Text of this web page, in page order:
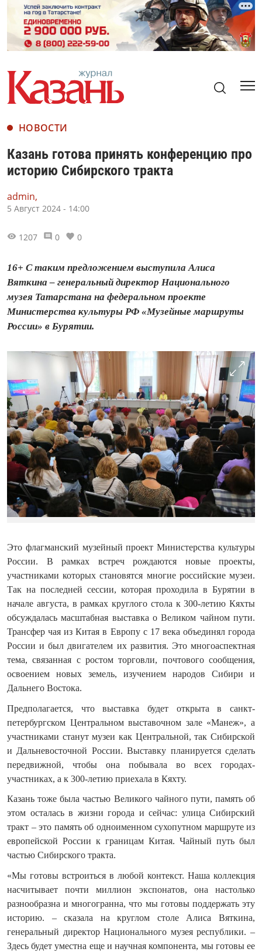
НОВОСТИ
Казань готова принять конференцию про
историю Сибирского тракта
admin,
5 Август 2024 - 14:00
1207 0 0
16+ С таким предложением выступила Алиса
Вяткина – генеральный директор Национального
музея Татарстана на федеральном проекте
Министерства культуры РФ «Музейные маршруты
России» в Бурятии.
Это флагманский музейный проект Министерства культуры
России. В рамках встреч рождаются новые проекты,
участниками которых становятся многие российские музеи.
Так на последней сессии, которая проходила в Бурятии в
начале августа, в рамках круглого стола к 300-летию Кяхты
обсуждалась масштабная выставка о Великом чайном пути.
Трансфер чая из Китая в Европу с 17 века объединял города
России и был двигателем их развития. Это многоаспектная
тема, связанная с ростом торговли, почтового сообщения,
освоением новых земель, изучением народов Сибири и
Дальнего Востока.
Предполагается, что выставка будет открыта в санкт-
петербургском Центральном выставочном зале «Манеж», а
участниками станут музеи как Центральной, так Сибирской
и Дальневосточной России. Выставку планируется сделать
передвижной, чтобы она побывала во всех городах-
участниках, а к 300-летию приехала в Кяхту.
Казань тоже была частью Великого чайного пути, память об
этом осталась в жизни города и сейчас: улица Сибирский
тракт – это память об одноименном сухопутном маршруте из
европейской России к границам Китая. Чайный путь был
частью Сибирского тракта.
«Мы готовы встроиться в любой контекст. Наша коллекция
насчитывает почти миллион экспонатов, она настолько
разнообразна и многогранна, что мы готовы поддержать эту
историю. – сказала на круглом столе Алиса Вяткина,
генеральный директор Национального музея республики. –
Здесь будет уместна еще и научная компонента, мы готовы ее